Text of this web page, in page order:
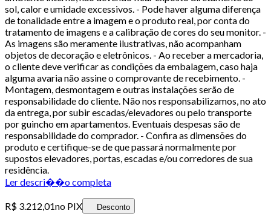
sol, calor e umidade excessivos. - Pode haver alguma diferença
de tonalidade entre a imagem e o produto real, por conta do
tratamento de imagens e a calibração de cores do seu monitor. -
As imagens são meramente ilustrativas, não acompanham
objetos de decoração e eletrônicos. - Ao receber a mercadoria,
o cliente deve verificar as condições da embalagem, caso haja
alguma avaria não assine o comprovante de recebimento. -
Montagem, desmontagem e outras instalações serão de
responsabilidade do cliente. Não nos responsabilizamos, no ato
da entrega, por subir escadas/elevadores ou pelo transporte
por guincho em apartamentos. Eventuais despesas são de
responsabilidade do comprador. - Confira as dimensões do
produto e certifique-se de que passará normalmente por
supostos elevadores, portas, escadas e/ou corredores de sua
residência.
Ler descri��o completa
R$ 3.212,01no PIX Desconto